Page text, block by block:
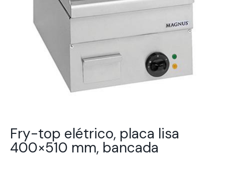
Fry-top elétrico, placa lisa
400×510 mm, bancada